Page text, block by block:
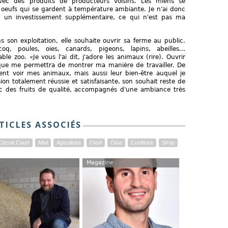
qui se gardent à température ambiante. Je n'ai donc
investissement supplémentaire, ce qui n'est pas ma
son exploitation, elle souhaite ouvrir sa ferme au public.
poules, oies, canards, pigeons, lapins, abeilles...
zoo. «Je vous l'ai dit, j'adore les animaux (rire). Ouvrir
me permettra de montrer ma manière de travailler. De
voir mes animaux, mais aussi leur bien-être auquel je
totalement réussie et satisfaisante, son souhait reste de
des fruits de qualité, accompagnés d'une ambiance très
ASSOCIÉS
Court Miel Apiculture Oeuf Oise Confiture Sirop
Magazine